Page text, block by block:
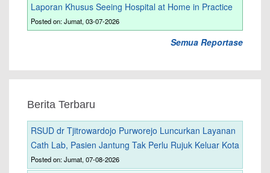
Laporan Khusus Seeing Hospital at Home in Practice
Posted on: Jumat, 03-07-2026
Semua Reportase
Berita Terbaru
RSUD dr Tjitrowardojo Purworejo Luncurkan Layanan
Cath Lab, Pasien Jantung Tak Perlu Rujuk Keluar Kota
Posted on: Jumat, 07-08-2026